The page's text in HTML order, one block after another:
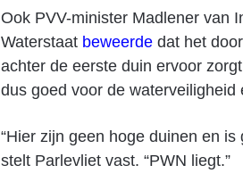
Ook PVV-minister Madlener van
Waterstaat beweerde dat het
achter de eerste duin ervoor
dus goed voor de waterveiligheid
“Hier zijn geen hoge duinen en
stelt Parlevliet vast. “PWN liegt.”